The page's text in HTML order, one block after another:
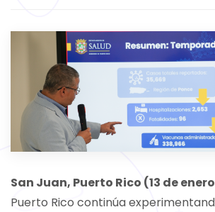
San Juan, Puerto Rico (13 de
Puerto Rico continúa